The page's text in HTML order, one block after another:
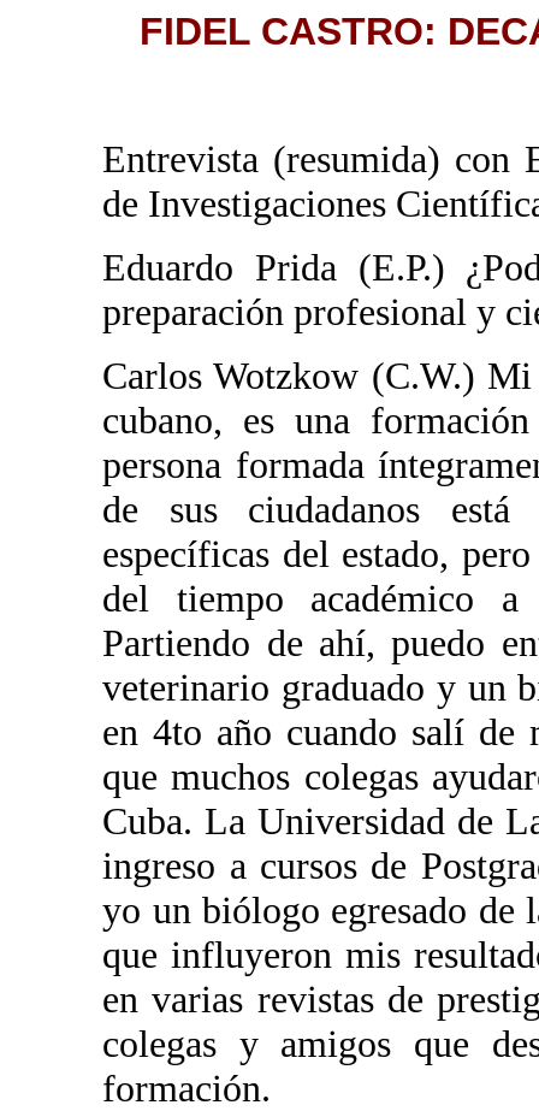
FIDEL CASTRO:
Entrevista (resumida)
de Investigaciones
Eduardo Prida (E.P.)
preparación profesional y
Carlos Wotzkow (C.W.)
cubano, es una
persona formada
de sus ciudadanos
específicas del estado,
del tiempo académico a
Partiendo de ahí, puedo
veterinario graduado y un
en 4to año cuando salí
que muchos colegas
Cuba. La Universidad de
ingreso a cursos de
yo un biólogo egresado de
que influyeron mis
en varias revistas de
colegas y amigos que
formación.